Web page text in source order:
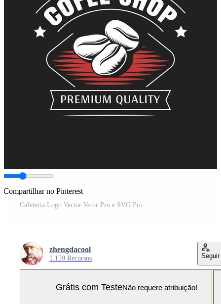
Compartilhar no Pinterest
Cafeteria Logo Vector Vetor Pro e SVG Pro
zhengdacool
1.159 Recursos Seguir
Grátis com TesteNão requere atribuição!